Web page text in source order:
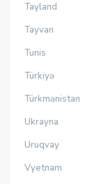
Tayland
Tayvan
Tunis
Türkiyə
Türkmənistan
Ukrayna
Uruqvay
Vyetnam